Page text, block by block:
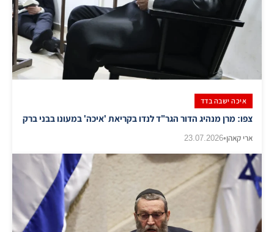
איכה ישבה בדד
צפו: מרן מנהיג הדור הגר"ד לנדו בקריאת 'איכה' במעונו בבני ברק
ארי קאהן•
23.07.2026